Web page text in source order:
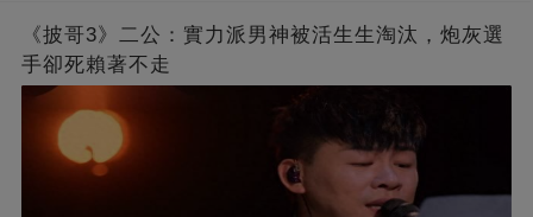
《披哥3》二公：實力派男神被活生生淘汰，炮灰選
手卻死賴著不走